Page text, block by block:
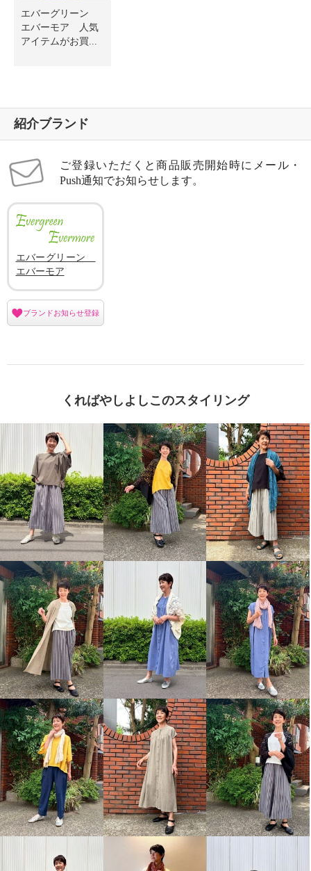
エバーグリーン
エバーモア 人気
アイテムがお買...
紹介ブランド
ご登録いただくと商品販売開始時にメール・
Push通知でお知らせします。
エバーグリーン
エバーモア
ブランドお知らせ登録
くればやしよしこのスタイリング